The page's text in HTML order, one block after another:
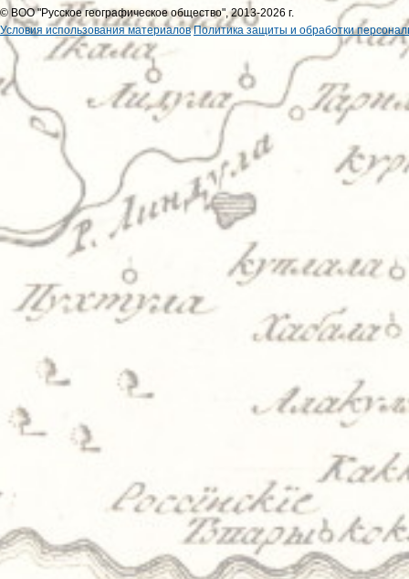
© ВОО "Русское географическое общество", 2013-2026 г.
Условия использования материалов Политика защиты и обработки